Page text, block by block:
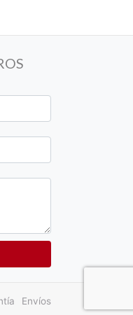
Envíos